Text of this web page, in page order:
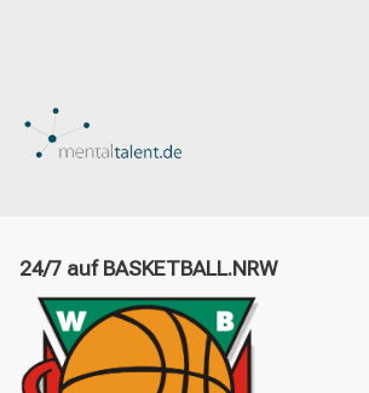
24/7 auf BASKETBALL.NRW